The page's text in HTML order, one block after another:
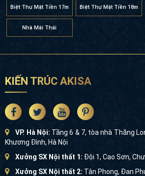
Biệt Thự Mặt Tiền 17m Biệt Thự Mặt Tiền 18m
Nhà Mái Thái
KIẾN TRÚC AKISA
VP. Hà Nội: Tầng 6 & 7, tòa nhà Thăng
Khương Đình, Hà Nội
Xưởng SX Nội thất 1: Đội 1, Cao Sơn,
Xưởng SX Nội thất 2: Tân Phong, Đan